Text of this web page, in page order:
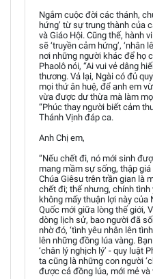
Ngắm cuộc đời các thánh,
hứng’ từ sự trung thành của
và Giáo Hội. Cũng thế, hành
sẽ ‘truyền cảm hứng’, ‘nhân
nơi những người khác để họ
Phaolô nói, “Ai vui vẻ dâng
thương. Vả lại, Ngài có đủ
mọi thứ ân huệ, để anh em
vừa được dư thừa mà làm
“Phúc thay người biết cảm
Thánh Vịnh đáp ca.
Anh Chị em,
“Nếu chết đi, nó mới sinh
mang mầm sự sống, thập
Chúa Giêsu trên trần gian là
chết đi; thế nhưng, chính
không mấy thuận lợi này
Quốc mới giữa lòng thế giới,
dòng lịch sử, bao người đã
nhờ đó, ‘tình yêu nhân lên
lên những đồng lúa vàng.
‘chân lý nghịch lý’ - quy luật
ta cũng là những con người
được cả đồng lúa, mới mẻ và